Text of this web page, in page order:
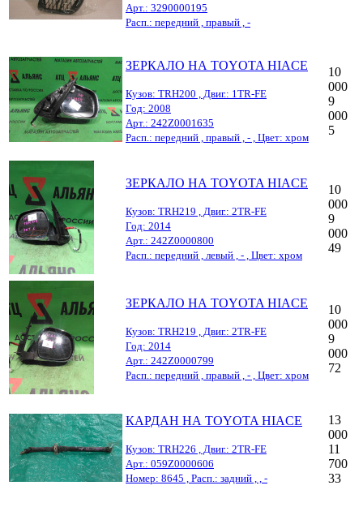
Арт.: 3290000195
Расп.: передний , правый , -
ЗЕРКАЛО НА TOYOTA HIACE
Кузов: TRH200 , Двиг.: 1TR-FE
Год: 2008
Арт.: 242Z0001635
Расп.: передний , правый , - , Цвет: хром
10
000
9
000
5
ЗЕРКАЛО НА TOYOTA HIACE
Кузов: TRH219 , Двиг.: 2TR-FE
Год: 2014
Арт.: 242Z0000800
Расп.: передний , левый , - , Цвет: хром
10
000
9
000
49
ЗЕРКАЛО НА TOYOTA HIACE
Кузов: TRH219 , Двиг.: 2TR-FE
Год: 2014
Арт.: 242Z0000799
Расп.: передний , правый , - , Цвет: хром
10
000
9
000
72
КАРДАН НА TOYOTA HIACE
Кузов: TRH226 , Двиг.: 2TR-FE
Арт.: 059Z0000606
Номер: 8645 , Расп.: задний , , -
13
000
11
700
33